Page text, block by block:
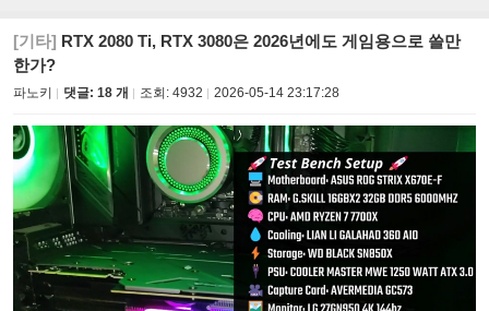
[기타] RTX 2080 Ti, RTX 3080은 2026년에도 게임용으로 쓸만
한가?
파노키 댓글: 18 개 조회: 4932 2026-05-14 23:17:28